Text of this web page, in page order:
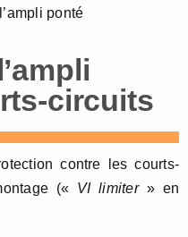
ponté
circuits
contre les courts-
(« VI limiter» en